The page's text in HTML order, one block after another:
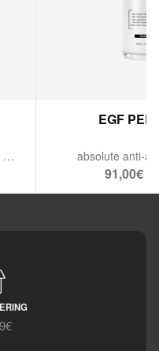
hydraterende, verzachtende mist & collageen-booster.
EGF
absolute anti-
91,00€ -